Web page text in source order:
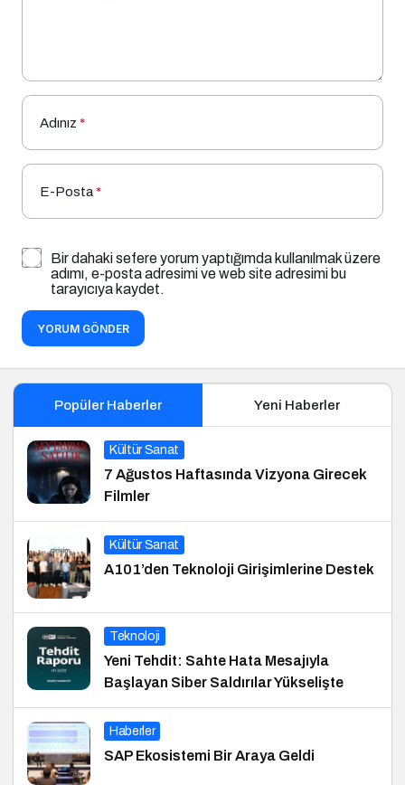
Adınız *
E-Posta*
Bir dahaki sefere yorum yaptığımda kullanılmak üzere
adımı, e-posta adresimi ve web site adresimi bu
tarayıcıya kaydet.
YORUM GÖNDER
Popüler Haberler Yeni Haberler
Kültür Sanat
7 Ağustos Haftasında Vizyona Girecek
Filmler
Kültür Sanat
A101’den Teknoloji Girişimlerine Destek
Teknoloji
Yeni Tehdit: Sahte Hata Mesajıyla
Başlayan Siber Saldırılar Yükselişte
Haberler
SAP Ekosistemi Bir Araya Geldi